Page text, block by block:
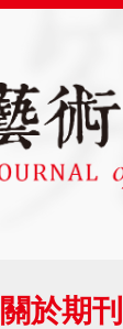
關於期刊